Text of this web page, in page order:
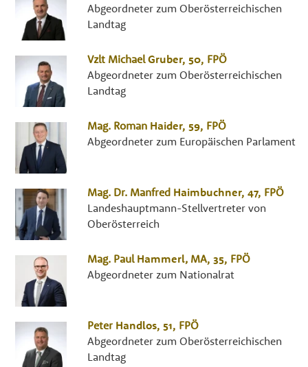
Abgeordneter zum Oberösterreichischen
Landtag
Vzlt Michael Gruber, 50, FPÖ
Abgeordneter zum Oberösterreichischen
Landtag
Mag. Roman Haider, 59, FPÖ
Abgeordneter zum Europäischen Parlament
Mag. Dr. Manfred Haimbuchner, 47, FPÖ
Landeshauptmann-Stellvertreter von
Oberösterreich
Mag. Paul Hammerl, MA, 35, FPÖ
Abgeordneter zum Nationalrat
Peter Handlos, 51, FPÖ
Abgeordneter zum Oberösterreichischen
Landtag